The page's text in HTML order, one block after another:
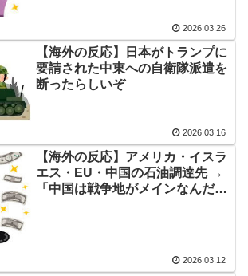
のに対して一般的な飲み物なら問題ない
しろありがたいですがねお茶とか缶コーヒ
とか家帰ってからとか飲みますし
真の指標、本気で逝くwww
老舗で働く職人が明かした”日本の伝統料
ちら・・・」
山本由伸、降板後にスクーバルから心を
受ける「貧打の被害者同士だから…」
と日本、あらゆる面を比較したらどっち
なんて気高いんだ！」 英高級紙も驚愕し
2026.03.26
【海外の反応】日本がトランプに
要請された中東への自衛隊派遣を
断ったらしいぞ
2026.03.16
【海外の反応】アメリカ・イスラ
エス・EU・中国の石油調達先 →
「中国は戦争地がメインなんだ
2026.03.12